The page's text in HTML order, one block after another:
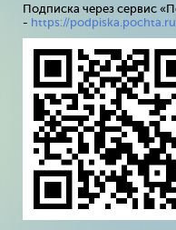
Подписка через сервис
- https://